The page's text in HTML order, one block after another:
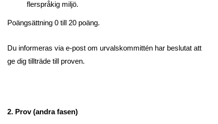
flerspråkig miljö.
Poängsättning 0 till 20 poäng.
Du informeras via e-post om urvalskommittén har beslutat att
ge dig tillträde till proven.
2. Prov (andra fasen)